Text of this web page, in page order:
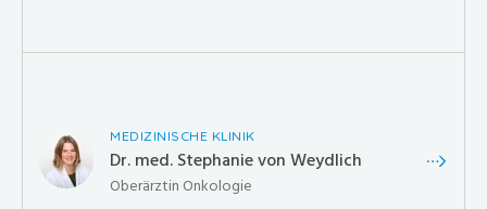
MEDIZINISCHE KLINIK
Dr. med. Stephanie von Weydlich
Oberärztin Onkologie